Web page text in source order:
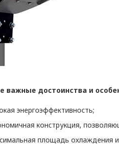
важные достоинства и
энергоэффективность;
конструкция,
площадь охлаждения